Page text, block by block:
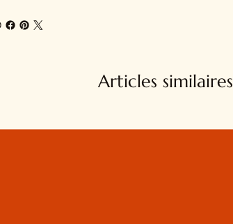
Articles similaires